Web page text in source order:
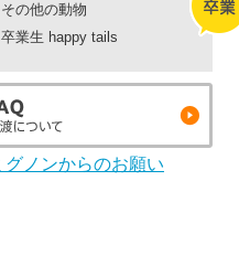
その他の動物
卒業生 happy tails